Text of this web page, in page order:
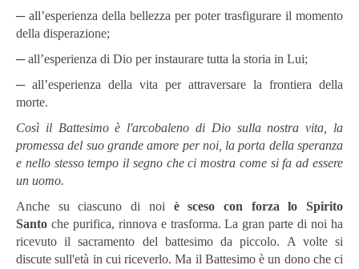
─ all’esperienza della bellezza per poter trasfigurare il momento
della disperazione;
─ all’esperienza di Dio per instaurare tutta la storia in Lui;
─ all’esperienza della vita per attraversare la frontiera della
morte.
Così il Battesimo è l'arcobaleno di Dio sulla nostra vita, la
promessa del suo grande amore per noi, la porta della speranza
e nello stesso tempo il segno che ci mostra come si fa ad essere
un uomo.
Anche su ciascuno di noi è sceso con forza lo Spirito
Santo che purifica, rinnova e trasforma. La gran parte di noi ha
ricevuto il sacramento del battesimo da piccolo. A volte si
discute sull'età in cui riceverlo. Ma il Battesimo è un dono che ci